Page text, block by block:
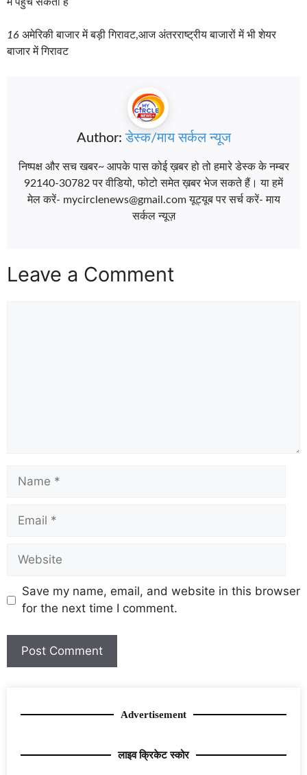
16 अमेरिकी बाजार में बड़ी गिरावट,आज अंतरराष्ट्रीय बाजारों में भी शेयर
बाजार में गिरावट
Author:डेस्क/माय सर्कल न्यूज
निष्पक्ष और सच खबर~ आपके पास कोई ख़बर हो तो हमारे डेस्क के नम्बर
92140-30782 पर वीडियो, फोटो समेत ख़बर भेज सकते हैं। या हमें
मेल करें- mycirclenews@gmail.com यूट्यूब पर सर्च करें- माय
सर्कल न्यूज़
Leave a Comment
Save my name, email, and website in this browser
for the next time I comment.
Advertisement
लाइव क्रिकेट स्कोर